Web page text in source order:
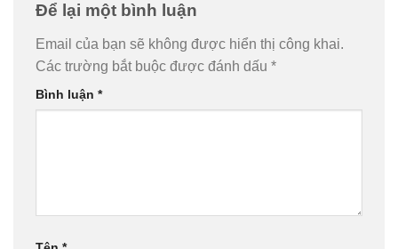
Để lại một bình luận
Email của bạn sẽ không được hiển thị công khai.
Các trường bắt buộc được đánh dấu *
Bình luận *